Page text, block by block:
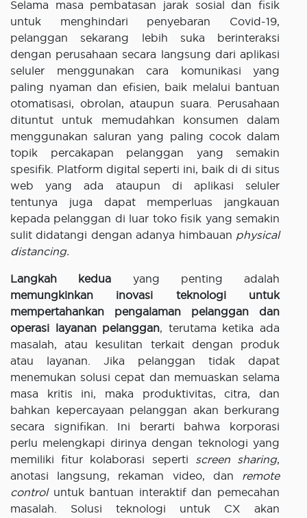
Selama masa pembatasan jarak sosial dan fisik
untuk menghindari penyebaran Covid-19,
pelanggan sekarang lebih suka berinteraksi
dengan perusahaan secara langsung dari aplikasi
seluler menggunakan cara komunikasi yang
paling nyaman dan efisien, baik melalui bantuan
otomatisasi, obrolan, ataupun suara. Perusahaan
dituntut untuk memudahkan konsumen dalam
menggunakan saluran yang paling cocok dalam
topik percakapan pelanggan yang semakin
spesifik. Platform digital seperti ini, baik di di situs
web yang ada ataupun di aplikasi seluler
tentunya juga dapat memperluas jangkauan
kepada pelanggan di luar toko fisik yang semakin
sulit didatangi dengan adanya himbauan physical
distancing.
Langkah kedua yang penting adalah
memungkinkan inovasi teknologi untuk
mempertahankan pengalaman pelanggan dan
operasi layanan pelanggan, terutama ketika ada
masalah, atau kesulitan terkait dengan produk
atau layanan. Jika pelanggan tidak dapat
menemukan solusi cepat dan memuaskan selama
masa kritis ini, maka produktivitas, citra, dan
bahkan kepercayaan pelanggan akan berkurang
secara signifikan. Ini berarti bahwa korporasi
perlu melengkapi dirinya dengan teknologi yang
memiliki fitur kolaborasi seperti screen sharing,
anotasi langsung, rekaman video, dan remote
controluntuk bantuan interaktif dan pemecahan
masalah. Solusi teknologi untuk CX akan